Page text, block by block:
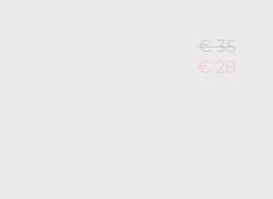
€ 35
€ 28